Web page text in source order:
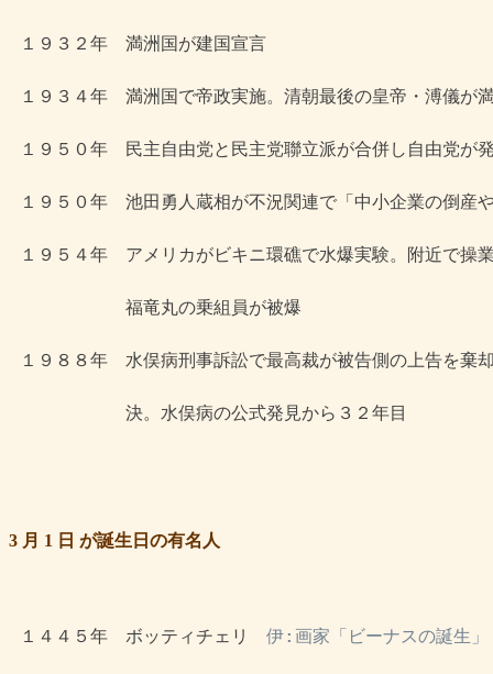
3 月 1 日 が誕生日の有名人
１４４５年　ボッティチェリ 伊:画家「ビーナスの誕生」